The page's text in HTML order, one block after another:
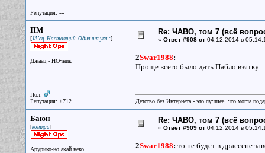
Репутация: ---
ПМ
[JA'ец. Настоящий. Одна штука :]
Джаец - НОчник
Пол:
Репутация: +712
Re: ЧАВО, том 7 (всё
« Ответ #908 от04.12.2014 в
2Swar1988:
Проще всего было дать Пабло взятку.
Детство без Интернета - это лучшее, что могла
Баюн
[котяра]
Арурико-но акай неко
Re: ЧАВО, том 7 (всё
« Ответ #909 от04.12.2014 в
2Swar1988: то не будет в драссене